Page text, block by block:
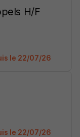
H/F
le 22/07/26
le 22/07/26